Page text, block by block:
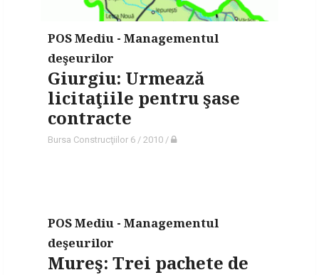
POS Mediu - Managementul
deşeurilor
Giurgiu: Urmează
licitaţiile pentru şase
contracte
Bursa Construcţiilor 6 / 2010/
POS Mediu - Managementul
deşeurilor
Mureş: Trei pachete de